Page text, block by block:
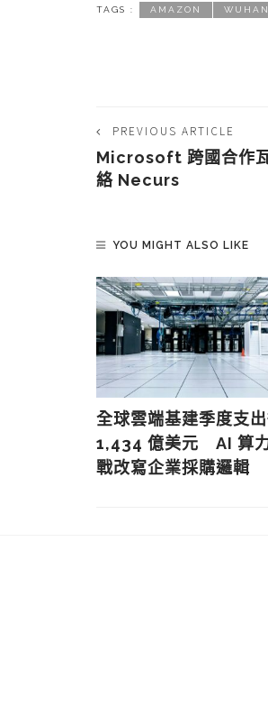
TAGS : AMAZON
PREVIOUS ARTICLE
Microsoft 跨國合作
絡 Necurs
YOU MIGHT ALSO LIKE
全球雲端基建季度支
1,434 億美元 AI 算
戰改寫企業採購邏輯